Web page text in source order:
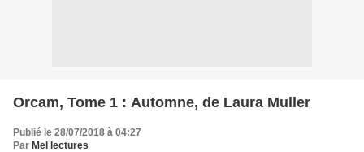
Orcam, Tome 1 : Automne, de Laura Muller
Publié le 28/07/2018 à 04:27
Par Mel lectures